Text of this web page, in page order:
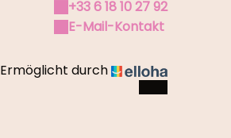
+33 6 18 10 27 92
E-Mail-Kontakt
Ermöglicht durch